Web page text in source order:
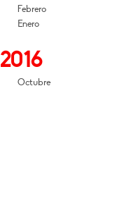
Febrero
Enero
2016
Octubre